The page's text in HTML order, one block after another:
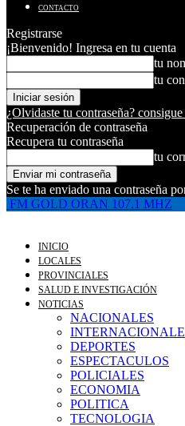
CONTACTO
Registrarse
¡Bienvenido! Ingresa en tu cuenta
tu
tu
¿Olvidaste tu contraseña? consigue
Recuperación de contraseña
Recupera tu contraseña
tu
Se te ha enviado una contraseña
FM GOLD ORAN 107.1 MHZ
INICIO
LOCALES
PROVINCIALES
SALUD E INVESTIGACIÓN
NOTICIAS
NACIONALES
DEPORTES
ESPECTACULOS
POLICIALES
ECONOMIA
POLITICA
TECNOLOGIA